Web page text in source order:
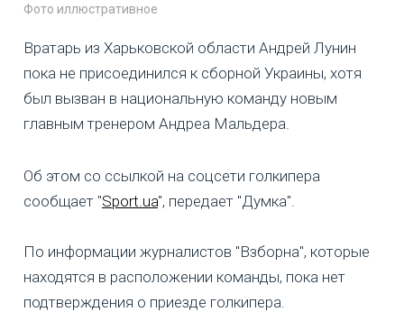
Фото иллюстративное
Вратарь из Харьковской области Андрей Лунин
пока не присоединился к сборной Украины, хотя
был вызван в национальную команду новым
главным тренером Андреа Мальдера.
Об этом со ссылкой на соцсети голкипера
сообщает "Sport.ua", передает "Думка".
По информации журналистов "Взборна", которые
находятся в расположении команды, пока нет
подтверждения о приезде голкипера.